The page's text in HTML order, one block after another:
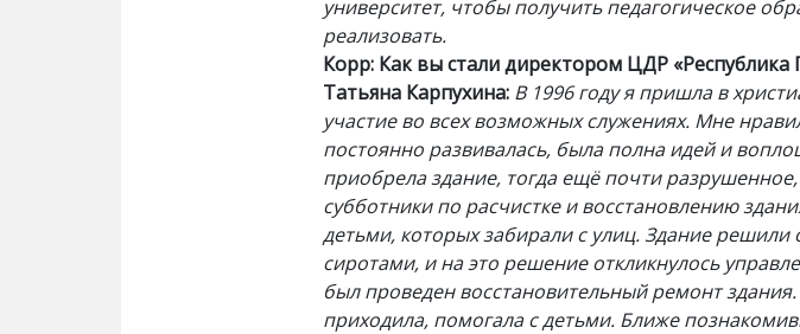
университет, чтобы получить педагогическое
реализовать.
Корр: Как вы стали директором ЦДР «Республика
Татьяна Карпухина: В 1996 году я пришла в
участие во всех возможных служениях. Мне
постоянно развивалась, была полна идей и
приобрела здание, тогда ещё почти
субботники по расчистке и восстановлению
детьми, которых забирали с улиц. Здание
сиротами, и на это решение откликнулось
был проведен восстановительный ремонт
приходила, помогала с детьми. Ближе